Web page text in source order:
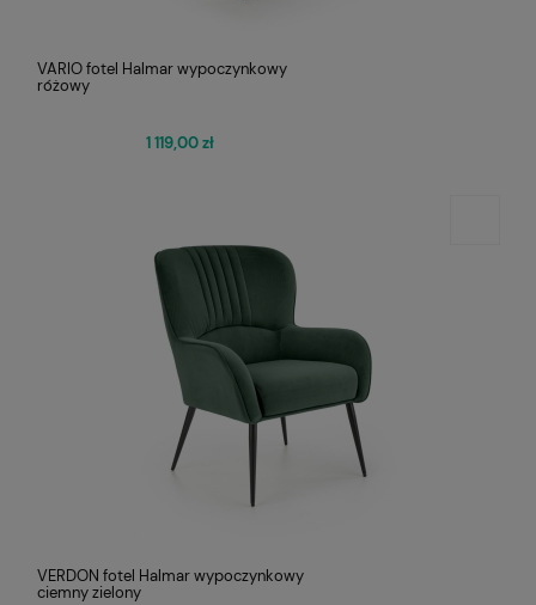
VARIO fotel Halmar wypoczynkowy
różowy
1 119,00 zł
VERDON fotel Halmar wypoczynkowy
ciemny zielony